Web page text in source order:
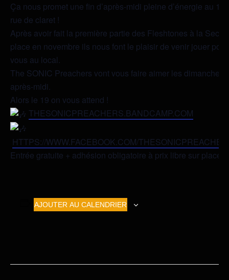
Ça nous promet une fin d’après-midi pleine d’énergie au 1
rue de claret !
Après avoir fait la première partie des Fleshtones à la Secret
place en novembre ils nous font le plaisir de venir jouer pour
vous au local.
The SONIC Preachers vont vous faire aimer les dimanche
après-midi.
Alors le 19 on vous attend !
THESONICPREACHERS.BANDCAMP.COM
HTTPS://WWW.FACEBOOK.COM/
Entrée gratuite + adhésion obligatoire à prix libre sur place
AJOUTER AU CALENDRIER